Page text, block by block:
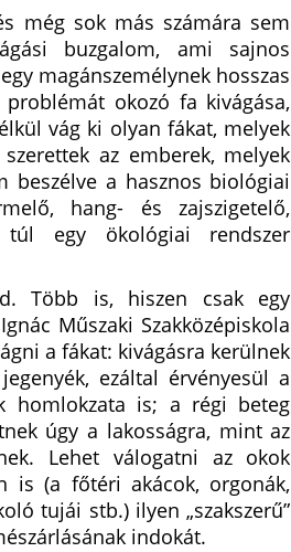
még sok más számára sem
buzgalom, ami sajnos
magánszemélynek hosszas
okozó fa kivágása,
vág ki olyan fákat, melyek
az emberek, melyek
beszélve a hasznos biológiai
hang- és zajszigetelő,
egy ökológiai rendszer
Több is, hiszen csak egy
Műszaki Szakközépiskola
a fákat: kivágásra kerülnek
ezáltal érvényesül a
homlokzata is; a régi beteg
úgy a lakosságra, mint az
Lehet válogatni az okok
is (a főtéri akácok, orgonák,
tujái stb.) ilyen „szakszerű”
indokát.